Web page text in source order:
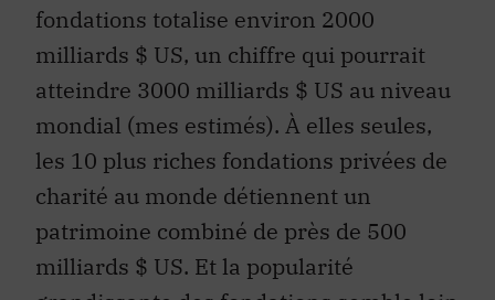
fondations totalise environ 2000
milliards $ US, un chiffre qui pourrait
atteindre 3000 milliards $ US au niveau
mondial (mes estimés). À elles seules,
les 10 plus riches fondations privées de
charité au monde détiennent un
patrimoine combiné de près de 500
milliards $ US. Et la popularité